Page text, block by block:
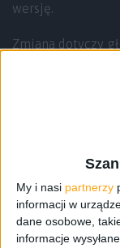
My i nasi partnerzy
informacji w
dane osobowe,
informacje
wersję.
Zmiana dotyczy
5433, który
Snapdragon
zmianie.
ze strony 2 GB
wbudowanej.
producent nie
który wspiera